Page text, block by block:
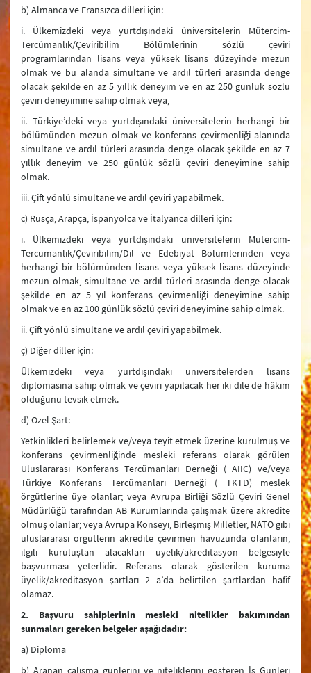
b) Almanca ve Fransızca dilleri için:
i. Ülkemizdeki veya yurtdışındaki üniversitelerin Mütercim-
Tercümanlık/Çeviribilim Bölümlerinin sözlü çeviri
programlarından lisans veya yüksek lisans düzeyinde mezun
olmak ve bu alanda simultane ve ardıl türleri arasında denge
olacak şekilde en az 5 yıllık deneyim ve en az 250 günlük sözlü
çeviri deneyimine sahip olmak veya,
ii. Türkiye’deki veya yurtdışındaki üniversitelerin herhangi bir
bölümünden mezun olmak ve konferans çevirmenliği alanında
simultane ve ardıl türleri arasında denge olacak şekilde en az 7
yıllık deneyim ve 250 günlük sözlü çeviri deneyimine sahip
olmak.
iii. Çift yönlü simultane ve ardıl çeviri yapabilmek.
c) Rusça, Arapça, İspanyolca ve İtalyanca dilleri için:
i. Ülkemizdeki veya yurtdışındaki üniversitelerin Mütercim-
Tercümanlık/Çeviribilim/Dil ve Edebiyat Bölümlerinden veya
herhangi bir bölümünden lisans veya yüksek lisans düzeyinde
mezun olmak, simultane ve ardıl türleri arasında denge olacak
şekilde en az 5 yıl konferans çevirmenliği deneyimine sahip
olmak ve en az 100 günlük sözlü çeviri deneyimine sahip olmak.
ii. Çift yönlü simultane ve ardıl çeviri yapabilmek.
ç) Diğer diller için:
Ülkemizdeki veya yurtdışındaki üniversitelerden lisans
diplomasına sahip olmak ve çeviri yapılacak her iki dile de hâkim
olduğunu tevsik etmek.
d) Özel Şart:
Yetkinlikleri belirlemek ve/veya teyit etmek üzerine kurulmuş ve
konferans çevirmenliğinde mesleki referans olarak görülen
Uluslararası Konferans Tercümanları Derneği ( AIIC) ve/veya
Türkiye Konferans Tercümanları Derneği ( TKTD) meslek
örgütlerine üye olanlar; veya Avrupa Birliği Sözlü Çeviri Genel
Müdürlüğü tarafından AB Kurumlarında çalışmak üzere akredite
olmuş olanlar; veya Avrupa Konseyi, Birleşmiş Milletler, NATO gibi
uluslararası örgütlerin akredite çevirmen havuzunda olanların,
ilgili kuruluştan alacakları üyelik/akreditasyon belgesiyle
başvurması yeterlidir. Referans olarak gösterilen kuruma
üyelik/akreditasyon şartları 2 a’da belirtilen şartlardan hafif
olamaz.
2. Başvuru sahiplerinin mesleki nitelikler bakımından
sunmaları gereken belgeler aşağıdadır:
a) Diploma
b) Aranan çalışma günlerini ve niteliklerini gösteren İş Günleri